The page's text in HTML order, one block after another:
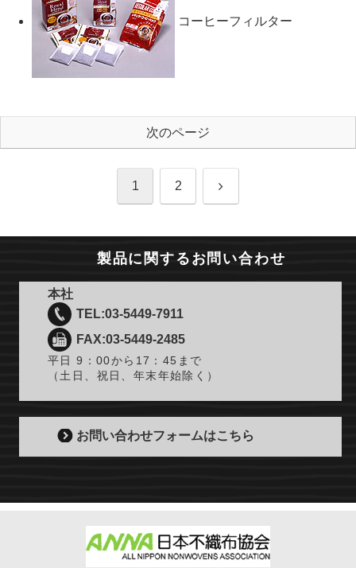
コーヒーフィルター
次のページ
1 2 次
製品に関するお問い合わせ
本社
TEL:03-5449-7911
FAX:03-5449-2485
平日 9：00から17：45まで
（土日、祝日、年末年始除く）
お問い合わせフォームはこちら